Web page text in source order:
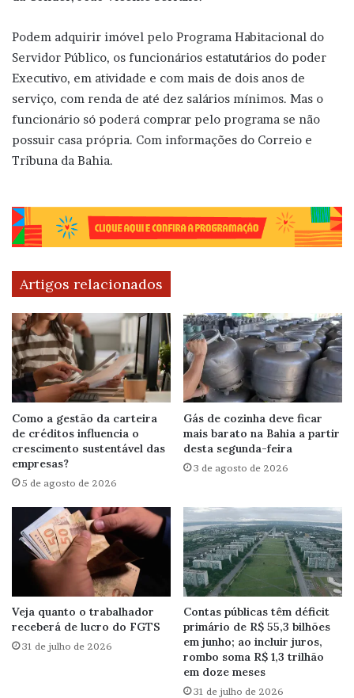
Podem adquirir imóvel pelo Programa Habitacional do
Servidor Público, os funcionários estatutários do poder
Executivo, em atividade e com mais de dois anos de
serviço, com renda de até dez salários mínimos. Mas o
funcionário só poderá comprar pelo programa se não
possuir casa própria. Com informações do Correio e
Tribuna da Bahia.
Artigos relacionados
Como a gestão da carteira
de créditos influencia o
crescimento sustentável das
empresas?
5 de agosto de 2026
Gás de cozinha deve ficar
mais barato na Bahia a partir
desta segunda-feira
3 de agosto de 2026
Veja quanto o trabalhador
receberá de lucro do FGTS
31 de julho de 2026
Contas públicas têm déficit
primário de R$ 55,3 bilhões
em junho; ao incluir juros,
rombo soma R$ 1,3 trilhão
em doze meses
31 de julho de 2026